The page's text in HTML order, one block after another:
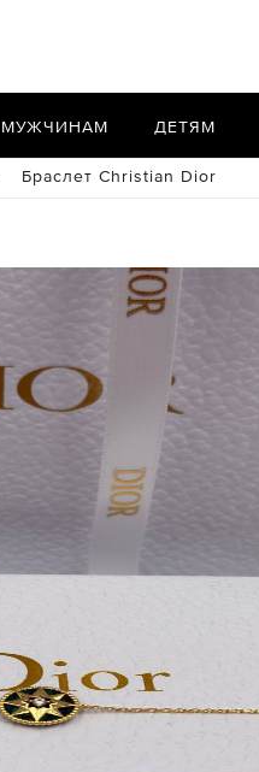
МУЖЧИНАМ ДЕТЯМ
Браслет Christian Dior